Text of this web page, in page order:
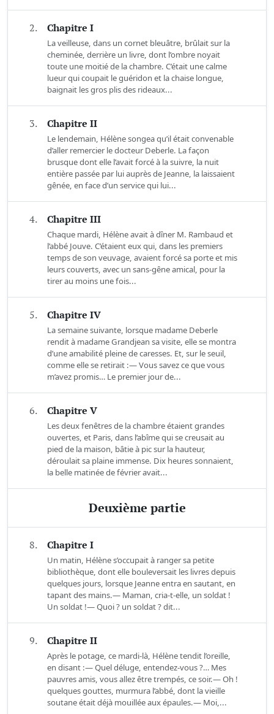
2. Chapitre I
La veilleuse, dans un cornet bleuâtre, brûlait sur la
cheminée, derrière un livre, dont l’ombre noyait
toute une moitié de la chambre. C’était une calme
lueur qui coupait le guéridon et la chaise longue,
baignait les gros plis des rideaux...
3. Chapitre II
Le lendemain, Hélène songea qu’il était convenable
d’aller remercier le docteur Deberle. La façon
brusque dont elle l’avait forcé à la suivre, la nuit
entière passée par lui auprès de Jeanne, la laissaient
gênée, en face d’un service qui lui...
4. Chapitre III
Chaque mardi, Hélène avait à dîner M. Rambaud et
l’abbé Jouve. C’étaient eux qui, dans les premiers
temps de son veuvage, avaient forcé sa porte et mis
leurs couverts, avec un sans-gêne amical, pour la
tirer au moins une fois...
5. Chapitre IV
La semaine suivante, lorsque madame Deberle
rendit à madame Grandjean sa visite, elle se montra
d’une amabilité pleine de caresses. Et, sur le seuil,
comme elle se retirait :— Vous savez ce que vous
m’avez promis… Le premier jour de...
6. Chapitre V
Les deux fenêtres de la chambre étaient grandes
ouvertes, et Paris, dans l’abîme qui se creusait au
pied de la maison, bâtie à pic sur la hauteur,
déroulait sa plaine immense. Dix heures sonnaient,
la belle matinée de février avait...
Deuxième partie
8. Chapitre I
Un matin, Hélène s’occupait à ranger sa petite
bibliothèque, dont elle bouleversait les livres depuis
quelques jours, lorsque Jeanne entra en sautant, en
tapant des mains.— Maman, cria-t-elle, un soldat !
Un soldat !— Quoi ? un soldat ? dit...
9. Chapitre II
Après le potage, ce mardi-là, Hélène tendit l’oreille,
en disant :— Quel déluge, entendez-vous ?… Mes
pauvres amis, vous allez être trempés, ce soir.— Oh !
quelques gouttes, murmura l’abbé, dont la vieille
soutane était déjà mouillée aux épaules.— Moi,...